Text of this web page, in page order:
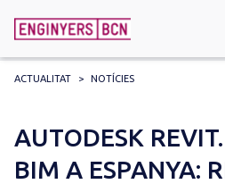
for:
ACTUALITAT > NOTÍCIES
AUTODESK REVIT.
BIM A ESPANYA: